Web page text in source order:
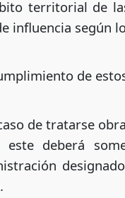
territorial de
influencia según
de
de tratarse
este deberá